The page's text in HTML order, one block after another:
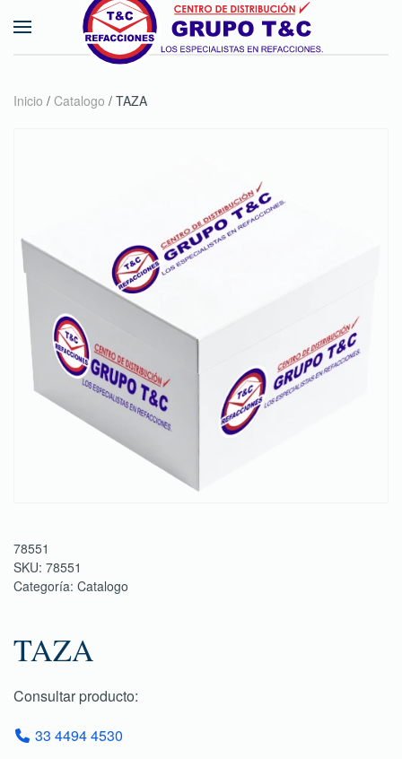
Skip to main content
Inicio / Catalogo / TAZA
78551
SKU: 78551
Categoría: Catalogo
TAZA
Consultar producto:
33 4494 4530